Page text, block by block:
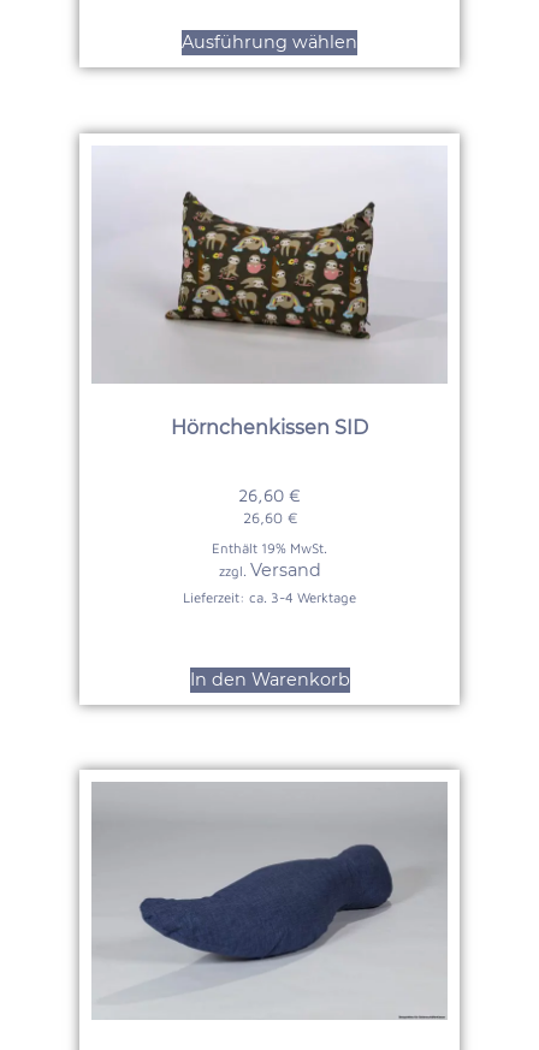
Ausführung wählen
Hörnchenkissen SID
26,60 €
26,60 €
Enthält 19% MwSt.
zzgl. Versand
Lieferzeit: ca. 3-4 Werktage
In den Warenkorb